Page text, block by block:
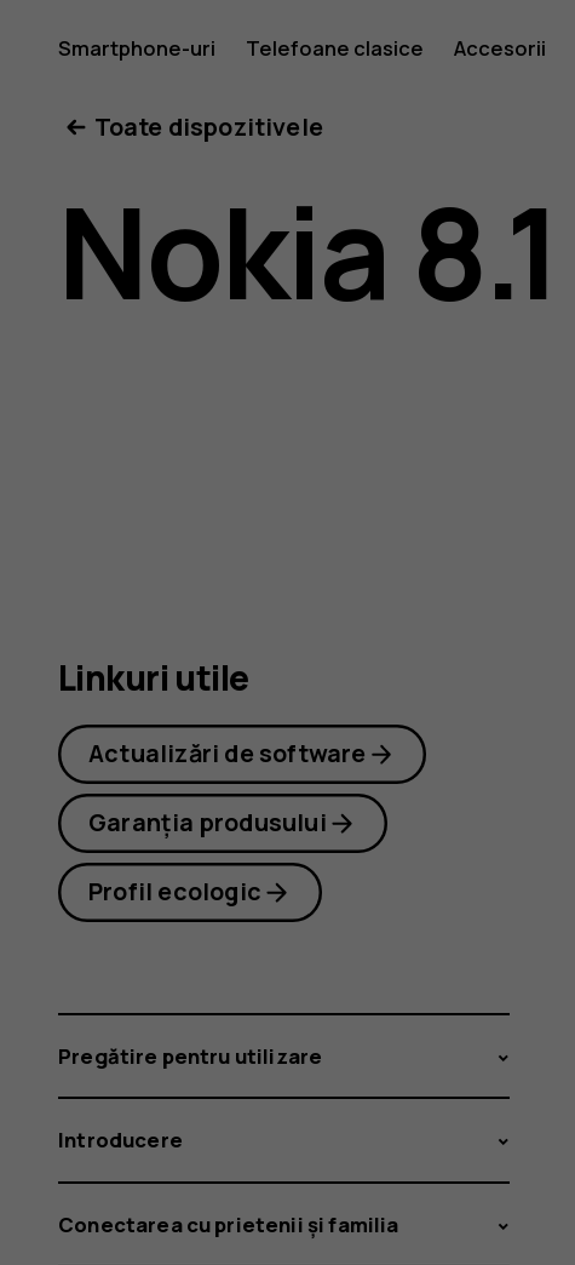
Ghid
de
utilizare
Smartphone-uri Telefoane clasice Accesorii
Toate dispozitivele
Nokia 8.1
Linkuri utile
Actualizări de software
Garanția produsului
Profil ecologic
Pregătire pentru utilizare
Introducere
Conectarea cu prietenii și familia